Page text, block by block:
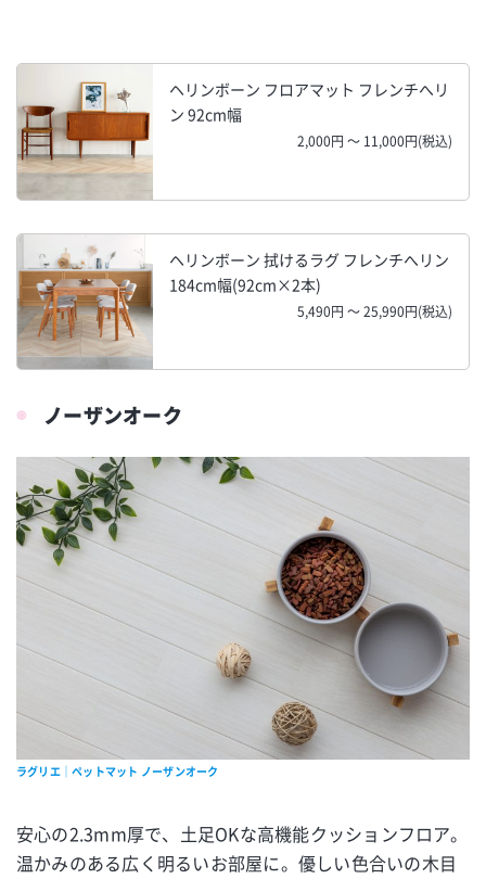
ヘリンボーン フロアマット フレンチへリ
ン 92cm幅
2,000円 ～ 11,000円(税込)
ヘリンボーン 拭けるラグ フレンチへリン
184cm幅(92cm×2本)
5,490円 ～ 25,990円(税込)
ノーザンオーク
ラグリエ｜ペットマット ノーザンオーク
安心の2.3mm厚で、土足OKな高機能クッションフロア。
温かみのある広く明るいお部屋に。優しい色合いの木目